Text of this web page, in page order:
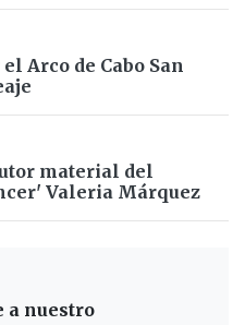
Arco de Cabo San
material del
Valeria Márquez
a nuestro